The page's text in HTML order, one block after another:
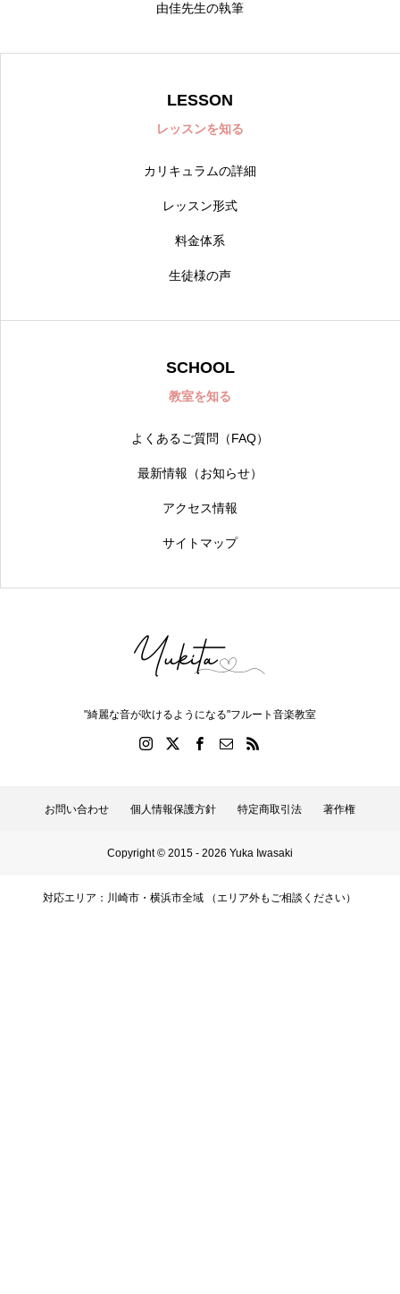
由佳先生の執筆
LESSON
レッスンを知る
カリキュラムの詳細
レッスン形式
料金体系
生徒様の声
SCHOOL
教室を知る
よくあるご質問（FAQ）
最新情報（お知らせ）
アクセス情報
サイトマップ
"綺麗な音が吹けるようになる"フルート音楽教室
お問い合わせ 個人情報保護方針 特定商取引法 著作権
Copyright © 2015 - 2026 Yuka Iwasaki
対応エリア：川崎市・横浜市全域 （エリア外もご相談ください）